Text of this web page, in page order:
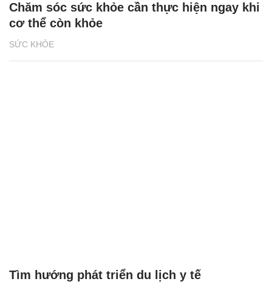
SỨC KHỎE
Chăm sóc sức khỏe cần thực hiện ngay khi
cơ thể còn khỏe
Tìm hướng phát triển du lịch y tế